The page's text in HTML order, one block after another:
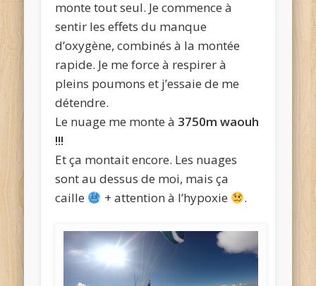
monte tout seul. Je commence à
sentir les effets du manque
d’oxygène, combinés à la montée
rapide. Je me force à respirer à
pleins poumons et j’essaie de me
détendre.
Le nuage me monte à 3750m waouh
!!!
Et ça montait encore. Les nuages
sont au dessus de moi, mais ça
caille
+ attention à l’hypoxie .